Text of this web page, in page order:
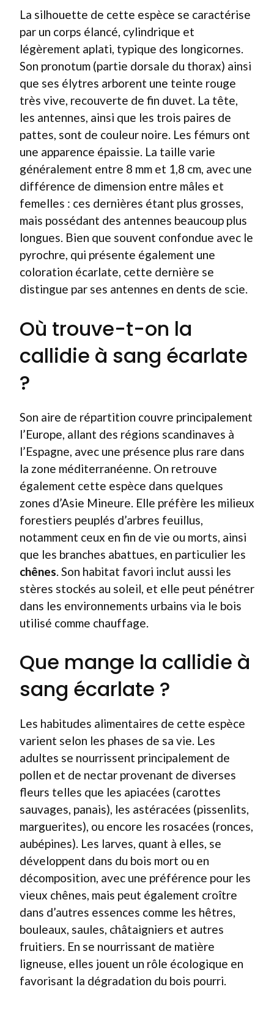
La silhouette de cette espèce se caractérise
par un corps élancé, cylindrique et
légèrement aplati, typique des longicornes.
Son pronotum (partie dorsale du thorax) ainsi
que ses élytres arborent une teinte rouge
très vive, recouverte de fin duvet. La tête,
les antennes, ainsi que les trois paires de
pattes, sont de couleur noire. Les fémurs ont
une apparence épaissie. La taille varie
généralement entre 8 mm et 1,8 cm, avec une
différence de dimension entre mâles et
femelles : ces dernières étant plus grosses,
mais possédant des antennes beaucoup plus
longues. Bien que souvent confondue avec le
pyrochre, qui présente également une
coloration écarlate, cette dernière se
distingue par ses antennes en dents de scie.
Où trouve-t-on la
callidie à sang écarlate
?
Son aire de répartition couvre principalement
l’Europe, allant des régions scandinaves à
l’Espagne, avec une présence plus rare dans
la zone méditerranéenne. On retrouve
également cette espèce dans quelques
zones d’Asie Mineure. Elle préfère les milieux
forestiers peuplés d’arbres feuillus,
notamment ceux en fin de vie ou morts, ainsi
que les branches abattues, en particulier les
chênes . Son habitat favori inclut aussi les
stères stockés au soleil, et elle peut pénétrer
dans les environnements urbains via le bois
utilisé comme chauffage.
Que mange la callidie à
sang écarlate ?
Les habitudes alimentaires de cette espèce
varient selon les phases de sa vie. Les
adultes se nourrissent principalement de
pollen et de nectar provenant de diverses
fleurs telles que les apiacées (carottes
sauvages, panais), les astéracées (pissenlits,
marguerites), ou encore les rosacées (ronces,
aubépines). Les larves, quant à elles, se
développent dans du bois mort ou en
décomposition, avec une préférence pour les
vieux chênes, mais peut également croître
dans d’autres essences comme les hêtres,
bouleaux, saules, châtaigniers et autres
fruitiers. En se nourrissant de matière
ligneuse, elles jouent un rôle écologique en
favorisant la dégradation du bois pourri.